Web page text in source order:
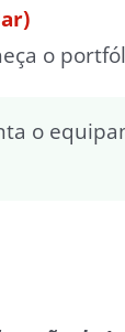
o
o